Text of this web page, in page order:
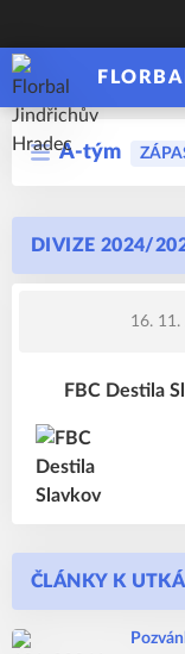
A-tým
DIVIZE 2024/
16.
FBC Destila
ČLÁNKY K